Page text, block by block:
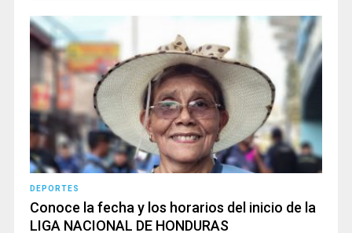
DEPORTES
Conoce la fecha y los horarios del inicio de la
LIGA NACIONAL DE HONDURAS